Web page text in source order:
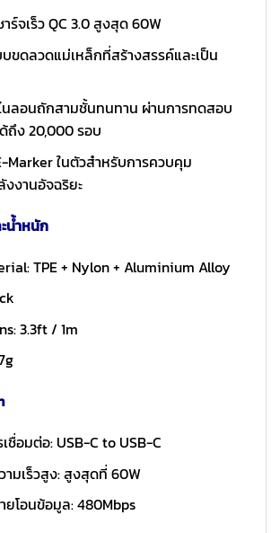
าร์จเร็ว QC 3.0 สูงสุด 60W
ขดลวดแม่เหล็กที่สร้างสรรค์และเป็น
นลอนถักสามชั้นทนทาน ผ่านการทดสอบ
ถึง 20,000 รอบ
ในตัวสำหรับการควบคุม
งานอัจฉริยะ
น้ำหนัก
TPE + Nylon + Aluminium Alloy
3.3ft / 1m
เชื่อมต่อ: USB-C to USB-C
ามเร็วสูง: สูงสุดที่ 60W
ยโอนข้อมูล: 480Mbps